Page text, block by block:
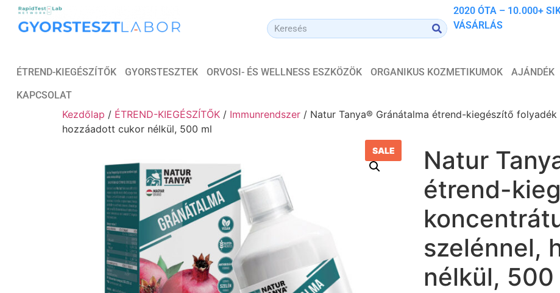
2020 ÓTA – 10.000+
VÁSÁRLÁS
ÉTREND-KIEGÉSZÍTŐK GYORSTESZTEK ORVOSI- ÉS WELLNESS ESZKÖZÖK ORGANIKUS KOZMETIKUMOK AJÁNDÉK
KAPCSOLAT
Kezdőlap / ÉTREND-KIEGÉSZÍTŐK / Immunrendszer / Natur Tanya® Gránátalma étrend-kiegészítő
hozzáadott cukor nélkül, 500 ml
SALE
Natur
étrend-
szelénnel,
nélkül, 500